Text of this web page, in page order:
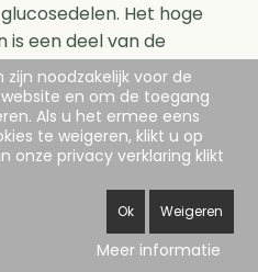
Het hoge
een deel van de
van reb M. Studies
eenheden meer
produceren.
zuiver in
in water. Het zuivere
ongeveer 300 x zoeter dan
zijn noodzakelijk voor de
en om de toegang
Als u het ermee eens
te weigeren, klikt u op
onze privacy verklaring klikt
Ok Weigeren
Meer informatie